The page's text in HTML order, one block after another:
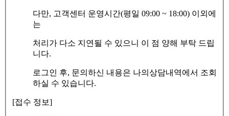
다만, 고객센터 운영시간(평일 09:00 ~ 18:00) 이외에
는
처리가 다소 지연될 수 있으니 이 점 양해 부탁 드립
니다.
로그인 후, 문의하신 내용은 나의상담내역에서 조회
하실 수 있습니다.
[접수 정보]